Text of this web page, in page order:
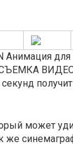
Анимация
может
же